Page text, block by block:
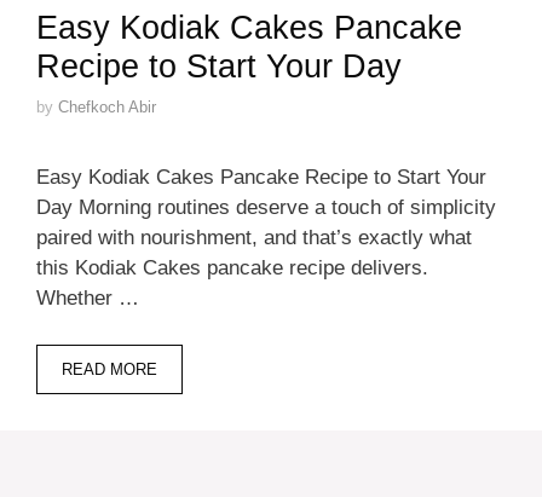
Easy Kodiak Cakes Pancake
Recipe to Start Your Day
by Chefkoch Abir
Easy Kodiak Cakes Pancake Recipe to Start Your
Day Morning routines deserve a touch of simplicity
paired with nourishment, and that’s exactly what
this Kodiak Cakes pancake recipe delivers.
Whether …
READ MORE